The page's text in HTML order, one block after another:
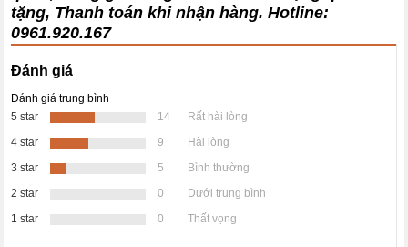
tặng, Thanh toán khi nhận hàng. Hotline:
0961.920.167
Đánh giá
Đánh giá trung bình
5 star
14
Rất hài lòng
4 star
9
Hài lòng
3 star
5
Bình thường
2 star
0
Dưới trung bình
1 star
0 Thất vọng